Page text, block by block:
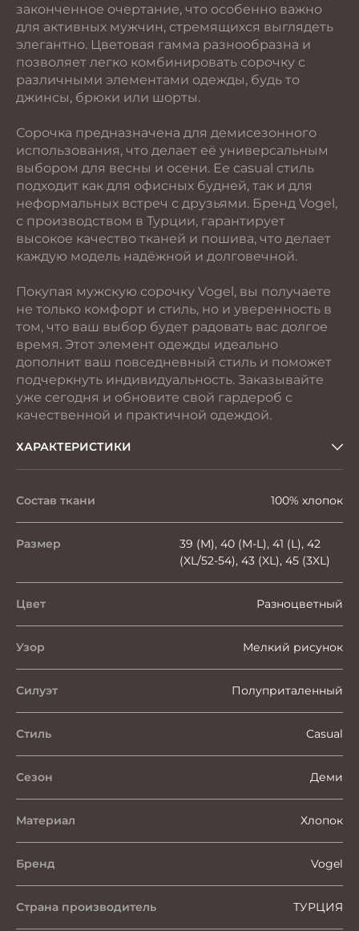
законченное очертание, что особенно важно
для активных мужчин, стремящихся выглядеть
элегантно. Цветовая гамма разнообразна и
позволяет легко комбинировать сорочку с
различными элементами одежды, будь то
джинсы, брюки или шорты.
Сорочка предназначена для демисезонного
использования, что делает её универсальным
выбором для весны и осени. Ее casual стиль
подходит как для офисных будней, так и для
неформальных встреч с друзьями. Бренд Vogel,
с производством в Турции, гарантирует
высокое качество тканей и пошива, что делает
каждую модель надёжной и долговечной.
Покупая мужскую сорочку Vogel, вы получаете
не только комфорт и стиль, но и уверенность в
том, что ваш выбор будет радовать вас долгое
время. Этот элемент одежды идеально
дополнит ваш повседневный стиль и поможет
подчеркнуть индивидуальность. Заказывайте
уже сегодня и обновите свой гардероб с
качественной и практичной одеждой.
ХАРАКТЕРИСТИКИ
Состав ткани 100% хлопок
Размер
39 (M), 40 (M-L), 41 (L), 42
(XL/52-54), 43 (XL), 45 (3XL)
Цвет Разноцветный
Узор Мелкий рисунок
Силуэт Полуприталенный
Стиль Casual
Сезон Деми
Материал Хлопок
Бренд Vogel
Страна производитель ТУРЦИЯ